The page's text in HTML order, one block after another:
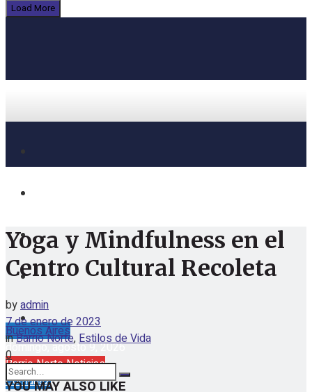
Load More
Buenos Aires
domingo, agosto 9, 2026
Barrio Norte Noticias
Comuna2
Yoga y Mindfulness en el
Centro Cultural Recoleta
byadmin
7 de enero de 2023
inBarrio Norte,Estilos de Vida
0
YOU MAY ALSO LIKE